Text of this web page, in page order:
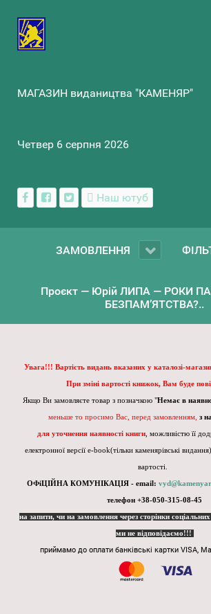
МАГАЗИН видаництва "КАМЕНЯР"
Четвер 6 серпня 2026
Наш ютуб
ЗАМОВЛЕННЯ
Проєкт — Юрій ЛИПА — РОКИ
БЕЗПАМ’ЯТСТВА?..
Увага!!! Вартість видань вказаних у каталозі-
При зміні вартості книжок, Вам буде
Якщо Ви замовляєте товар з позначкою "Немає в
меньше то просимо Вас, перед замовленням, з
для уточнення наявності книги , можливістю її
електронної версії e-book(тільки каменярівські
вартості.
ОФіЦІЙНА КОМУНІКАЦІЯ - email:
телефон +38-050-315-08-45
на запити, чи на замовлення через сторінки
ми не відповідаємо!!!
приймамо до оплати банківські картки VISA,